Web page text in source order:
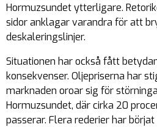
Hormuzsundet ytterligare.
sidor anklagar varandra för att
deskaleringslinjer.
Situationen har också fått
konsekvenser. Oljepriserna har
marknaden oroar sig för
Hormuzsundet, där cirka 20
passerar. Flera rederier har